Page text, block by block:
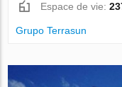
Espace de vie:
Grupo Terrasun